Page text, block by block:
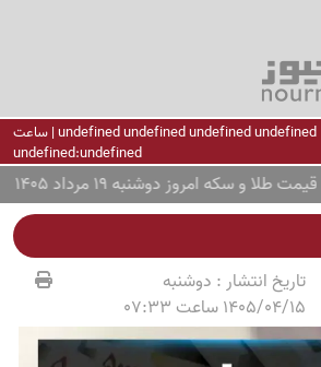
undefined undefined undefined undefined | ساعت
undefined:undefined
سکه امروز دوشنبه 19 مرداد 1405 /امامی ارزان شد، ربع‌سکه بالا رفت + جدول
تاریخ انتشار : دوشنبه
1405/04/15 ساعت 07:33